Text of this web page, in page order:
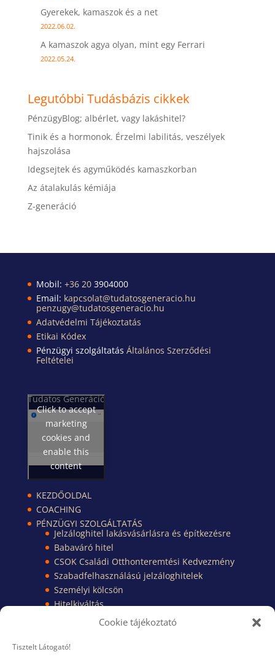
Cookie tájékoztató
Tisztelt Látogató!
Gyerekek, kamaszok és a net
2022.06.02.
A kamaszok agya olyan, mint egy Ferrari
2022.05.24.
Legutóbbi Tudásbázis cikkek
PénzügyBlog; albérlet, vagy lakáshitel?
Tinik és a hormonok. Érzelmi labilitás, veszélyek
hajszolása
Idegsejtek és agyműködés kamaszkorban
Az átalakulás kémiája
Z-generáció
Mobil: +36 20 3904000
Email: kapcsolat@tudatosgeneracio.hu
penzugy@tudatosgeneracio.hu
Adatvédelmi Tájékoztatás
Etikai Kódex
Pénzügyi szolgáltatás Általános Szerződési
Feltételei
Tudatos Generáció
Click to accept
marketing
cookies and
enable this
content
KEZDŐOLDAL
COACHING
PÉNZÜGYI SZOLGÁLTATÁS
Jelzáloghitel lakásvásárlásra és építkezésre
Babaváró hitel
CSOK Családi Otthonteremtési Kedvezmény
Szabadfelhasználású jelzáloghitelek
Személyi kölcsön
Hitelkiváltás
Pénzügyi Kisokos
Pénzügyi dokumentumok
TUDÁSBÁZIS